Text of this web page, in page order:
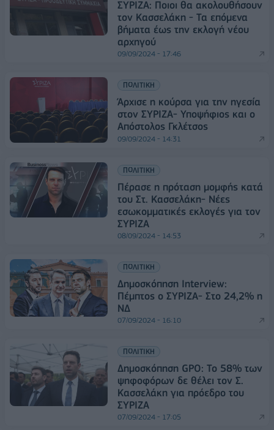
ΣΥΡΙΖΑ: Ποιοι θα ακολουθήσουν
τον Κασσελάκη - Τα επόμενα
βήματα έως την εκλογή νέου
αρχηγού
09/09/2024 - 17:46
ΠΟΛΙΤΙΚΗ
Άρχισε η κούρσα για την ηγεσία
στον ΣΥΡΙΖΑ- Υποψήφιος και ο
Απόστολος Γκλέτσος
09/09/2024 - 14:31
ΠΟΛΙΤΙΚΗ
Πέρασε η πρόταση μομφής κατά
του Στ. Κασσελάκη- Νέες
εσωκομματικές εκλογές για τον
ΣΥΡΙΖΑ
08/09/2024 - 14:53
ΠΟΛΙΤΙΚΗ
Δημοσκόπηση Interview:
Πέμπτος ο ΣΥΡΙΖΑ- Στο 24,2% η
ΝΔ
07/09/2024 - 16:10
ΠΟΛΙΤΙΚΗ
Δημοσκόπηση GPO: Το 58% των
ψηφοφόρων δε θέλει τον Σ.
Κασσελάκη για πρόεδρο του
ΣΥΡΙΖΑ
07/09/2024 - 17:05